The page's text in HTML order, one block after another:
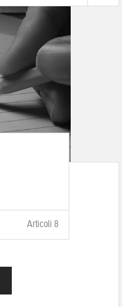
Articoli 8